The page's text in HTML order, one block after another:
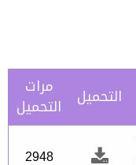
التحميل مرات
التحميل
2948